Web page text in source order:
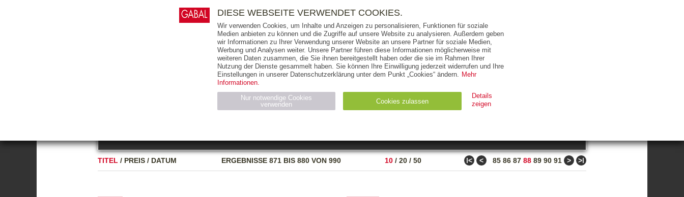
AUSGABEART AUS DER REIHE ZUM THEMA
TITEL / PREIS / DATUM ERGEBNISSE871 BIS 880 VON 990 10 / 20 / 50 ǀ< < 85 86 87 88 89 90 91 > >ǀ
E-BOOKS AUDIO-CDS MP3 NON-BOOKS
THEMEN AUTOREN VERLAG
RIGHTS PRESSE HANDEL FÜR UNTERNEHMEN
DIESE WEBSEITE VERWENDET COOKIES.
Wir verwenden Cookies, um Inhalte und Anzeigen zu personalisieren, Funktionen für soziale
Medien anbieten zu können und die Zugriffe auf unsere Website zu analysieren. Außerdem geben
wir Informationen zu Ihrer Verwendung unserer Website an unsere Partner für soziale Medien,
Werbung und Analysen weiter. Unsere Partner führen diese Informationen möglicherweise mit
weiteren Daten zusammen, die Sie ihnen bereitgestellt haben oder die sie im Rahmen Ihrer
Nutzung der Dienste gesammelt haben. Sie können Ihre Einwilligung jederzeit widerrufen und Ihre
Einstellungen in unserer Datenschutzerklärung unter dem Punkt „Cookies“ ändern. Mehr
Informationen.
Nur notwendige Cookies
verwenden
Cookies zulassen
Details
zeigen
Name Anbieter Zweck Ablauf
Typ
CMS_SESSION_ID
gabal-
Wird für die Speicherung der Benutzer-Session verwendet Session HTTP